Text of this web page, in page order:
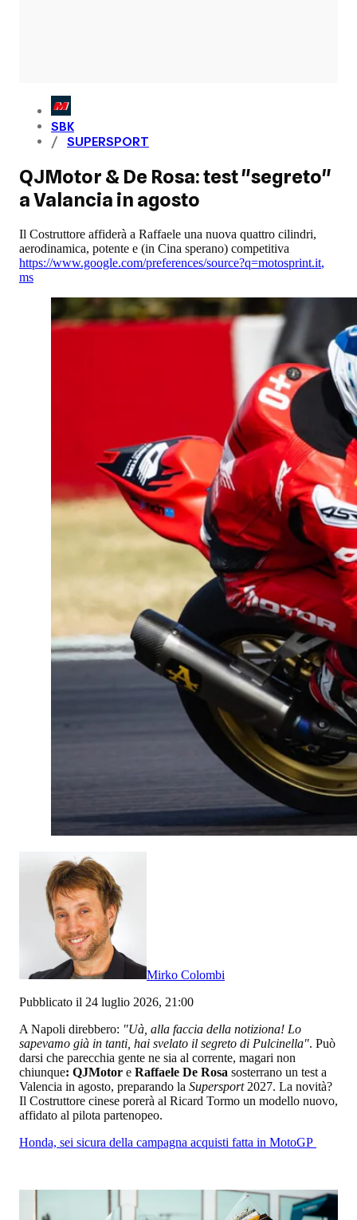
SBK
SUPERSPORT
QJMotor & De Rosa: test "segreto"
a Valancia in agosto
Il Costruttore affiderà a Raffaele una nuova quattro cilindri,
aerodinamica, potente e (in Cina sperano) competitiva
https://www.google.com/preferences/source?q=motosprint.it,
ms
Mirko Colombi
Pubblicato il 24 luglio 2026, 21:00
A Napoli direbbero: "Uà, alla faccia della notiziona! Lo
sapevamo già in tanti, hai svelato il segreto di Pulcinella". Può
darsi che parecchia gente ne sia al corrente, magari non
chiunque: QJMotor e Raffaele De Rosa sosterrano un test a
Valencia in agosto, preparando la Supersport 2027. La novità?
Il Costruttore cinese porerà al Ricard Tormo un modello nuovo,
affidato al pilota partenopeo.
Honda, sei sicura della campagna acquisti fatta in MotoGP